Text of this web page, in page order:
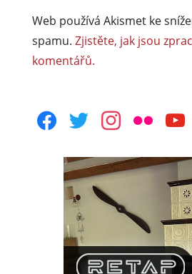
Web používá Akismet ke
spamu. Zjistěte, jak jsou
komentářů.
facebooktwitterinstagram
flickr